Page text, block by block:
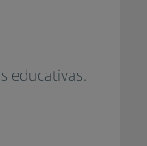
educativas.